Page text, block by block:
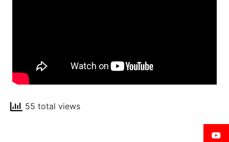
55 total views